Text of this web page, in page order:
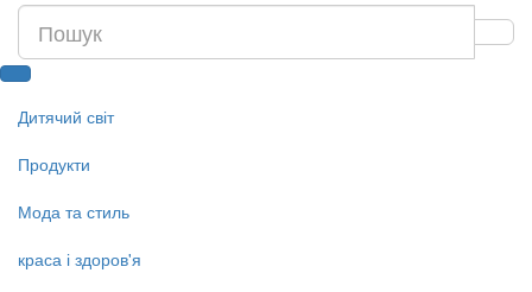
Дитячий світ
Продукти
Мода та стиль
краса і здоров'я